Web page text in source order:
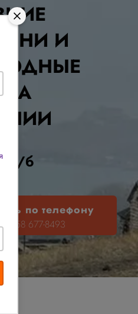
И
а/б
по телефону
58 677-8493